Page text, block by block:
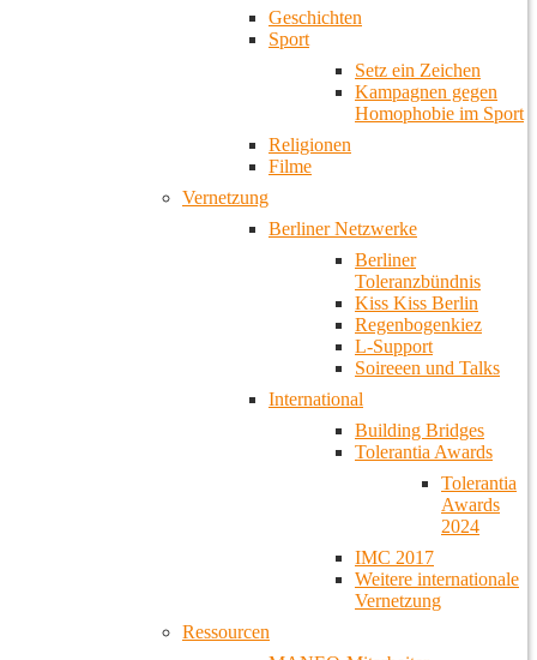
Geschichten
Sport
Setz ein Zeichen
Kampagnen gegen
Homophobie im Sport
Religionen
Filme
Vernetzung
Berliner Netzwerke
Berliner
Toleranzbündnis
Kiss Kiss Berlin
Regenbogenkiez
L-Support
Soireeen und Talks
International
Building Bridges
Tolerantia Awards
Tolerantia
Awards
2024
IMC 2017
Weitere internationale
Vernetzung
Ressourcen